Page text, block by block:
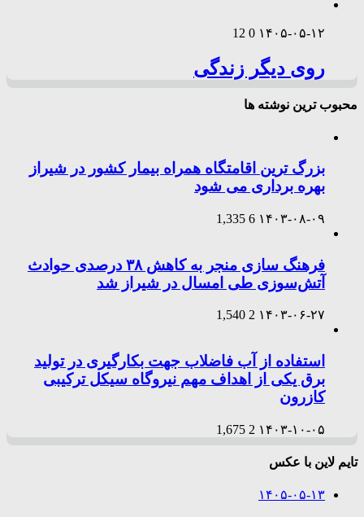
۱۴۰۵-۰۵-۱۲ 0
12
روی دیگر زندگی
محبوب ترین نوشته ها
بزرگ ترین اقامتگاه همراه بیمار کشور در شیراز
بهره برداری می شود
۱۴۰۳-۰۸-۰۹ 6
1,335
فرهنگ سازی منجر به کاهش ۳۸ درصدی حوادث
آتش‌سوزی طی امسال در شیراز شد
۱۴۰۳-۰۶-۲۷ 2
1,540
استفاده از آب فاضلاب جهت بکارگیری در تولید
برق یکی از اهداف مهم نیروگاه سیکل ترکیبی
کازرون
۱۴۰۳-۱۰-۰۵ 2
1,675
تایم لاین با عکس
۱۴۰۵-۰۵-۱۳